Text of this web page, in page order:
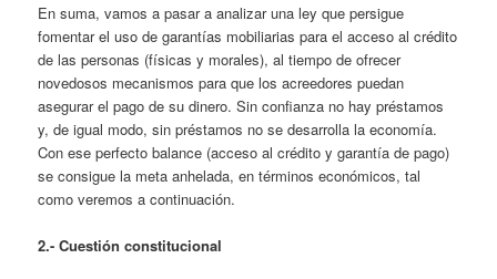
En suma, vamos a pasar a analizar una ley que persigue
fomentar el uso de garantías mobiliarias para el acceso al crédito
de las personas (físicas y morales), al tiempo de ofrecer
novedosos mecanismos para que los acreedores puedan
asegurar el pago de su dinero. Sin confianza no hay préstamos
y, de igual modo, sin préstamos no se desarrolla la economía.
Con ese perfecto balance (acceso al crédito y garantía de pago)
se consigue la meta anhelada, en términos económicos, tal
como veremos a continuación.
2.- Cuestión constitucional